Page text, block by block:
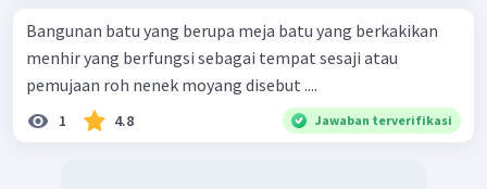
Bangunan batu yang berupa meja batu yang berkakikan
menhir yang berfungsi sebagai tempat sesaji atau
pemujaan roh nenek moyang disebut ....
1 4.8 Jawaban terverifikasi